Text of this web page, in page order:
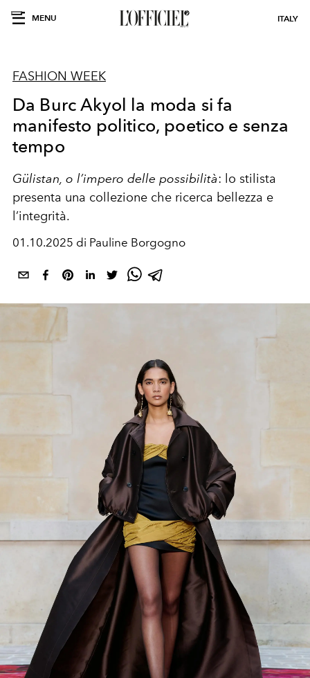
MENU ITALY
FASHION WEEK
Da Burc Akyol la moda si fa
manifesto politico, poetico e senza
tempo
Gülistan, o l’impero delle possibilità: lo stilista
presenta una collezione che ricerca bellezza e
l’integrità.
01.10.2025 di Pauline Borgogno